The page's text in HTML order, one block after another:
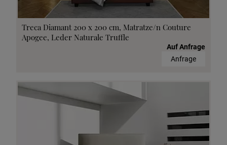
Treca Diamant 200 x 200 cm, Matratze/n Couture
Apogee, Leder Naturale Truffle
Auf Anfrage
Anfrage